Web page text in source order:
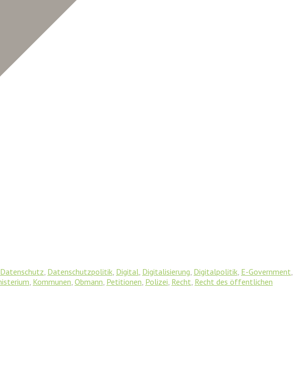
Datenschutz, Datenschutzpolitik, Digital, Digitalisierung, Digitalpolitik, E-Government,
, Kommunen, Obmann, Petitionen, Polizei, Recht, Recht des öffentlichen